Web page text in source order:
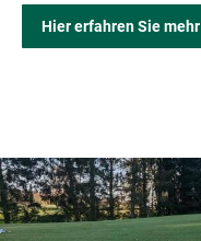
Hier erfahren Sie mehr